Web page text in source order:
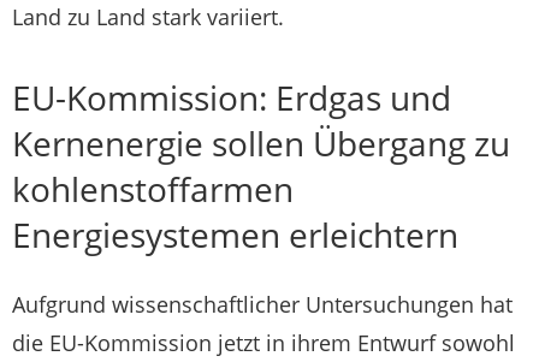
Land zu Land stark variiert.
EU-Kommission: Erdgas und
Kernenergie sollen Übergang zu
kohlenstoffarmen
Energiesystemen erleichtern
Aufgrund wissenschaftlicher Untersuchungen hat
die EU-Kommission jetzt in ihrem Entwurf sowohl